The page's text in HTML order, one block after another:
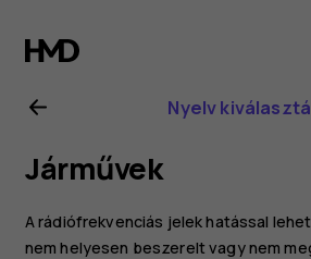
Nokia
2.1
felhasználói
kézikönyv
Nyelv
Járművek
A rádiófrekvenciás jelek hatással
nem helyesen beszerelt vagy nem